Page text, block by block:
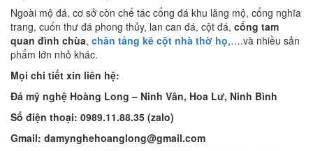
Ngoài mộ đá, cơ sở còn chế tác cổng đá khu lăng mộ, cổng nghĩa
trang, cuốn thư đá phong thủy, lan can đá, cột đá, cổng tam
quan đình chùa, chân tảng kê cột nhà thờ họ,….và nhiều sản
phẩm lớn nhỏ khác.
Mọi chi tiết xin liên hệ:
Đá mỹ nghệ Hoàng Long – Ninh Vân, Hoa Lư, Ninh Bình
Số điện thoại: 0989.11.88.35 (zalo)
Gmail: damynghehoanglong@gmail.com